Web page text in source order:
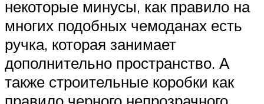
некоторые минусы, как правило на
многих подобных чемоданах есть
ручка, которая занимает
дополнительно пространство. А
также строительные коробки как
правило черного непрозрачного